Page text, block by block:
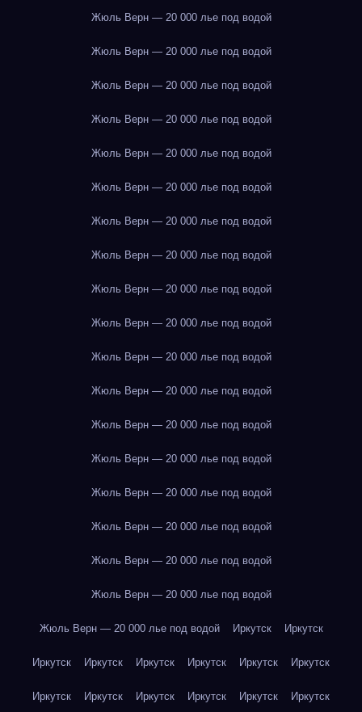
Жюль Верн — 20 000 лье под водой
Жюль Верн — 20 000 лье под водой
Жюль Верн — 20 000 лье под водой
Жюль Верн — 20 000 лье под водой
Жюль Верн — 20 000 лье под водой
Жюль Верн — 20 000 лье под водой
Жюль Верн — 20 000 лье под водой
Жюль Верн — 20 000 лье под водой
Жюль Верн — 20 000 лье под водой
Жюль Верн — 20 000 лье под водой
Жюль Верн — 20 000 лье под водой
Жюль Верн — 20 000 лье под водой
Жюль Верн — 20 000 лье под водой
Жюль Верн — 20 000 лье под водой
Жюль Верн — 20 000 лье под водой
Жюль Верн — 20 000 лье под водой
Жюль Верн — 20 000 лье под водой
Жюль Верн — 20 000 лье под водой
Жюль Верн — 20 000 лье под водой Иркутск Иркутск
Иркутск Иркутск Иркутск Иркутск Иркутск Иркутск
Иркутск Иркутск Иркутск Иркутск Иркутск Иркутск